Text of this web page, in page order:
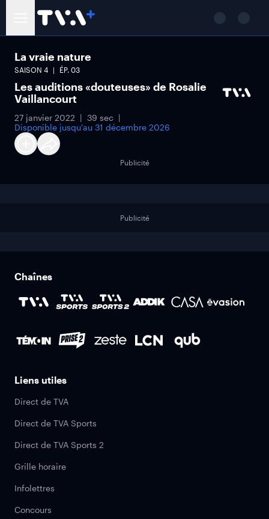
La vraie nature
SAISON 4 ÉP. 03
Les auditions «douteuses» de Rosalie
Vaillancourt
27 janvier 2022
39 sec
Disponible jusqu'au 31 décembre 2026
Publicité
Publicité
Chaînes
Liens utiles
Direct de TVA
Direct de TVA Sports
Direct de TVA Sports 2
Grille horaire
Infolettres
Concours